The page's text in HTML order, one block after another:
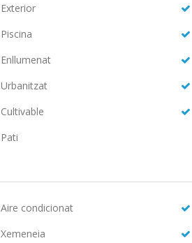
Exterior
Piscina
Enllumenat
Urbanitzat
Cultivable
Pati
Aire condicionat
Xemeneia